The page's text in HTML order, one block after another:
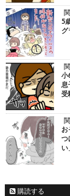
5
グ
小
息
受
お
つ
購読する